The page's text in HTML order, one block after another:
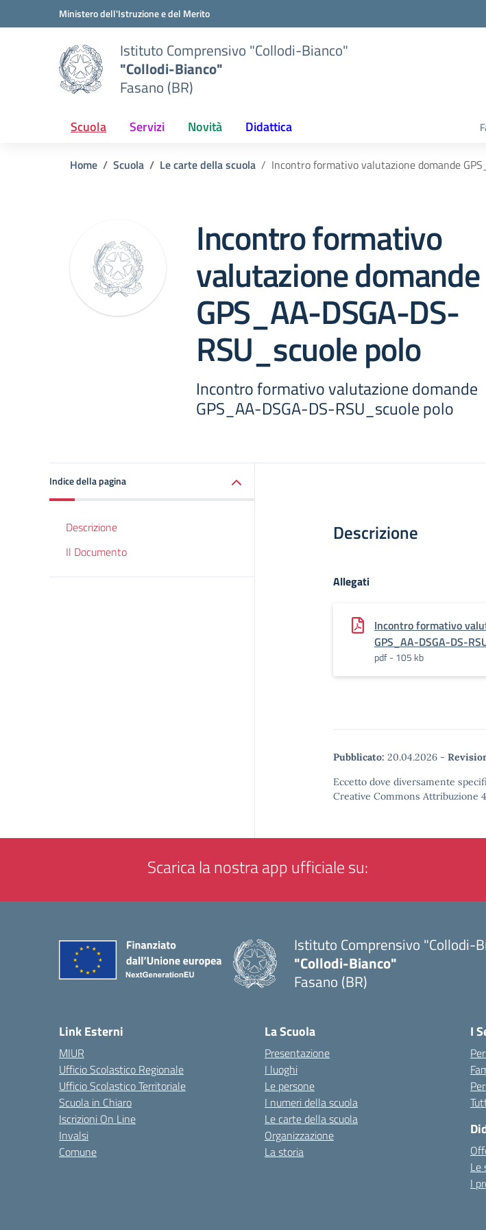
Vai ai contenuti
Vai al menu di navigazioneMinistero dell'Istruzione e del Merito
Istituto Comprensivo "Collodi-Bianco"
"Collodi-Bianco"
Fasano (BR)
Scuola Servizi Novità Didattica
Home Scuola Le carte della scuola Incontro formativo valutazione domande
Incontro formativo
valutazione domande
GPS_AA-DSGA-DS-
RSU_scuole polo
Incontro formativo valutazione domande
GPS_AA-DSGA-DS-RSU_scuole polo
Indice della pagina
Descrizione
Il Documento
Descrizione
Allegati
Incontro formativo
GPS_AA-DSGA-DS-
pdf - 105 kb
Pubblicato: 20.04.2026 -
Eccetto dove diversamente
Creative Commons Attribuzione
Scarica la nostra app ufficiale su:
Istituto Comprensivo "Collodi-
"Collodi-Bianco"
Fasano (BR)
Link Esterni
MIUR
Ufficio Scolastico Regionale
Ufficio Scolastico Territoriale
Scuola in Chiaro
Iscrizioni On Line
Invalsi
Comune
La Scuola
Presentazione
I luoghi
Le persone
I numeri della scuola
Le carte della scuola
Organizzazione
La storia
I
Le
I